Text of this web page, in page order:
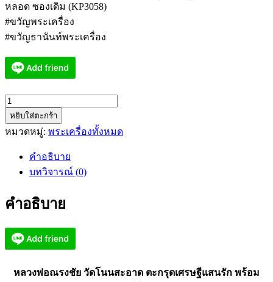
หลอด ซองเดิม (KP3058)
#ขวัญพระเครื่อง
#ขวัญธานันท์พระเครื่อง
จำนวน
หล
วง
วัด
ตะกรุด
แสน
หยิบใส่ตะกร้า
หมวดหมู่: พระเครื่องทั้งหมด
คำอธิบาย
บทวิจารณ์ (0)
คำอธิบาย
หลวงพ่อณรงชัย วัดโนนสะอาด ตะกรุดเศรษฐีแสนรัก พร้อม